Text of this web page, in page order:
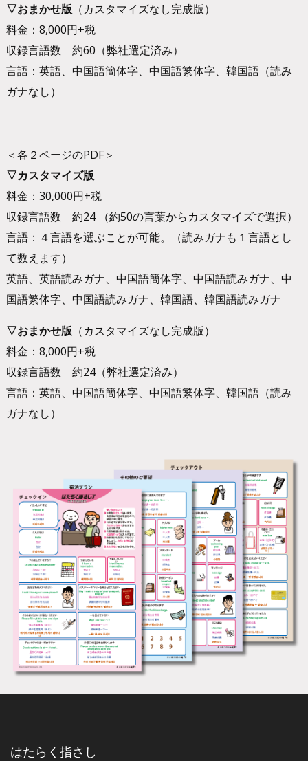
▽おまかせ版 （カスタマイズなし完成版）
料金：8,000円+税
収録言語数 約60（弊社選定済み）
言語：英語、中国語簡体字、中国語繁体字、韓国語（読み
ガナなし）
＜各２ページのPDF＞
▽カスタマイズ版
料金：30,000円+税
収録言語数 約24 （約50の言葉からカスタマイズで選択）
言語：４言語を選ぶことが可能。（読みガナも１言語とし
て数えます）
英語、英語読みガナ、中国語簡体字、中国語読みガナ、中
国語繁体字、中国語読みガナ、韓国語、韓国語読みガナ
▽おまかせ版 （カスタマイズなし完成版）
料金：8,000円+税
収録言語数 約24（弊社選定済み）
言語：英語、中国語簡体字、中国語繁体字、韓国語（読み
ガナなし）
はたらく指さし